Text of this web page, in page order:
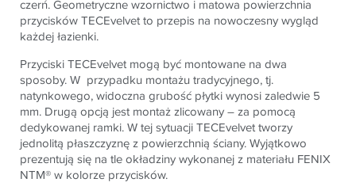
czerń. Geometryczne wzornictwo i matowa powierzchnia
przyciskówTECEvelvet to przepis na nowoczesny wygląd
każdej łazienki.
PrzyciskiTECEvelvet mogą być montowane na dwa
sposoby. W przypadku montażu tradycyjnego, tj.
natynkowego, widoczna grubość płytki wynosi zaledwie 5
mm. Drugą opcją jest montaż zlicowany – za pomocą
dedykowanej ramki. W tej sytuacjiTECEvelvet tworzy
jednolitą płaszczyznę z powierzchnią ściany. Wyjątkowo
prezentują się na tle okładziny wykonanej z materiału FENIX
NTM® w kolorze przycisków.